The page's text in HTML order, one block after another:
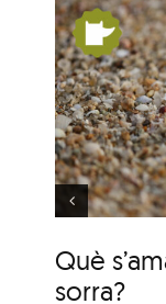
Què
sorra?